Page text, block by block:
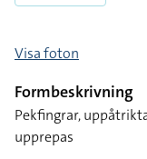
Visa foton
Formbeskrivning
Pekfingrar,
upprepas